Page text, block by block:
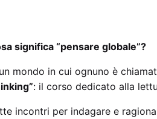
significa “pensare globale”?
mondo in cui ognuno è
: il corso dedicato alla
incontri per indagare e